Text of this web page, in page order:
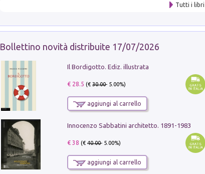
Tutti i libri
Bollettino novità distribuite 17/07/2026
Il Bordigotto. Ediz. illustrata
€ 28.5 (€30.00- 5.00%)
aggiungi al carrello
Innocenzo Sabbatini architetto. 1891-1983
€ 38 (€40.00- 5.00%)
aggiungi al carrello